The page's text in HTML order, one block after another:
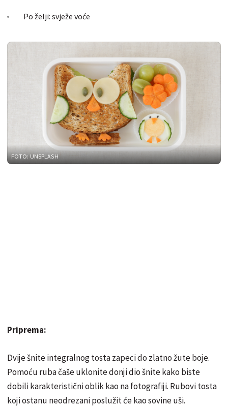
Po želji: svježe voće
FOTO: UNSPLASH
Priprema:
Dvije šnite integralnog tosta zapeci do zlatno žute boje.
Pomoću ruba čaše uklonite donji dio šnite kako biste
dobili karakteristični oblik kao na fotografiji. Rubovi tosta
koji ostanu neodrezani poslužit će kao sovine uši.